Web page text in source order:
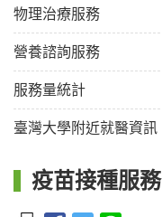
物理治療服務
營養諮詢服務
服務量統計
臺灣大學附近就醫資訊
疫苗接種服務